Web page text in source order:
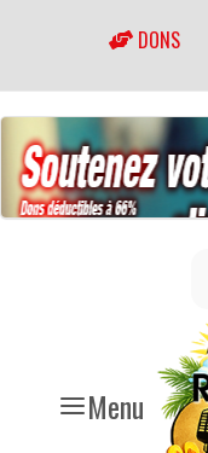
DONS
Menu